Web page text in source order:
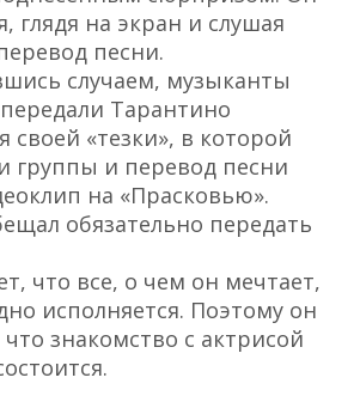
глядя на экран и слушая
песни.
случаем, музыканты
Тарантино
своей «тезки», в которой
группы и перевод песни
на «Прасковью».
обязательно передать
что все, о чем он мечтает,
исполняется. Поэтому он
знакомство с актрисой